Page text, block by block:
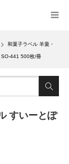
和菓子ラベル 羊羹・
SO-441 500枚/冊
すいーとぽ